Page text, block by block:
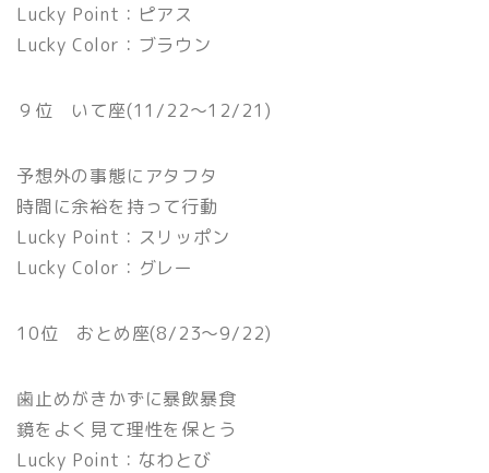
Lucky Point：ピアス
Lucky Color：ブラウン
９位 いて座(11/22〜12/21)
予想外の事態にアタフタ
時間に余裕を持って行動
Lucky Point：スリッポン
Lucky Color：グレー
10位 おとめ座(8/23〜9/22)
歯止めがきかずに暴飲暴食
鏡をよく見て理性を保とう
Lucky Point：なわとび